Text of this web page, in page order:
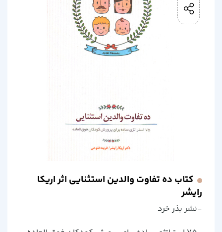
کتاب ده تفاوت والدین استثنایی اثر اریکا
رایشر
-نشر بذر خرد